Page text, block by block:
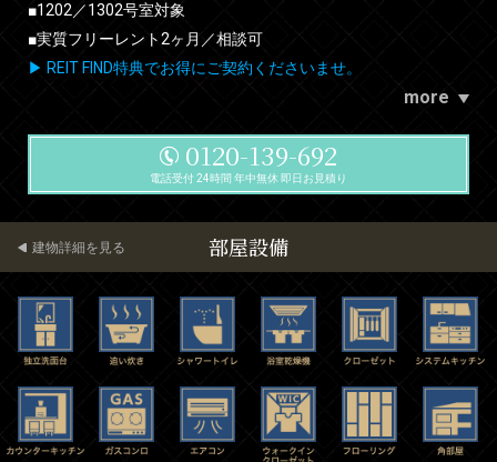
■1202／1302号室対象
■実質フリーレント2ヶ月／相談可
▶ REIT FIND特典でお得にご契約くださいませ。
more
0120-139-692
電話受付 24時間 年中無休 即日お見積り
部屋設備
建物詳細を見る